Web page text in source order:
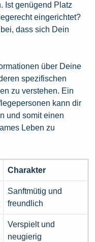
Ist genügend Platz
eingerichtet?
dass sich Dein
über Deine
spezifischen
zu verstehen. Ein
kann dir
und somit einen
Leben zu
Charakter
Sanftmütig und
freundlich
Verspielt und
neugierig